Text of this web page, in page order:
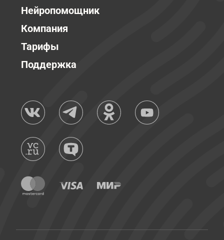
Нейропомощник
Компания
Тарифы
Поддержка